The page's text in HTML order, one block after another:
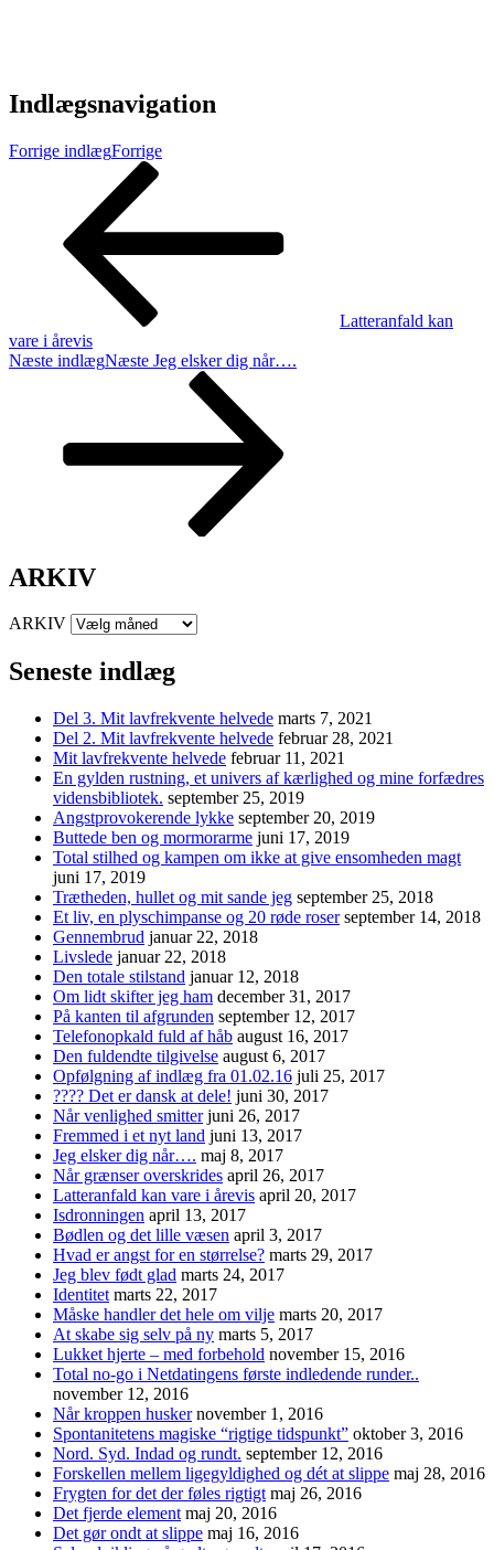
Indlægsnavigation
Forrige indlægForrige
Latteranfald kan
vare i årevis
Næste indlægNæste Jeg elsker dig når….
ARKIV
ARKIV
Seneste indlæg
Del 3. Mit lavfrekvente helvede marts 7, 2021
Del 2. Mit lavfrekvente helvede februar 28, 2021
Mit lavfrekvente helvede februar 11, 2021
En gylden rustning, et univers af kærlighed og mine forfædres
vidensbibliotek. september 25, 2019
Angstprovokerende lykke september 20, 2019
Buttede ben og mormorarme juni 17, 2019
Total stilhed og kampen om ikke at give ensomheden magt
juni 17, 2019
Trætheden, hullet og mit sande jeg september 25, 2018
Et liv, en plyschimpanse og 20 røde roser september 14, 2018
Gennembrud januar 22, 2018
Livslede januar 22, 2018
Den totale stilstand januar 12, 2018
Om lidt skifter jeg ham december 31, 2017
På kanten til afgrunden september 12, 2017
Telefonopkald fuld af håb august 16, 2017
Den fuldendte tilgivelse august 6, 2017
Opfølgning af indlæg fra 01.02.16 juli 25, 2017
???? Det er dansk at dele! juni 30, 2017
Når venlighed smitter juni 26, 2017
Fremmed i et nyt land juni 13, 2017
Jeg elsker dig når…. maj 8, 2017
Når grænser overskrides april 26, 2017
Latteranfald kan vare i årevis april 20, 2017
Isdronningen april 13, 2017
Bødlen og det lille væsen april 3, 2017
Hvad er angst for en størrelse? marts 29, 2017
Jeg blev født glad marts 24, 2017
Identitet marts 22, 2017
Måske handler det hele om vilje marts 20, 2017
At skabe sig selv på ny marts 5, 2017
Lukket hjerte – med forbehold november 15, 2016
Total no-go i Netdatingens første indledende runder..
november 12, 2016
Når kroppen husker november 1, 2016
Spontanitetens magiske “rigtige tidspunkt” oktober 3, 2016
Nord. Syd. Indad og rundt. september 12, 2016
Forskellen mellem ligegyldighed og dét at slippe maj 28, 2016
Frygten for det der føles rigtigt maj 26, 2016
Det fjerde element maj 20, 2016
Det gør ondt at slippe maj 16, 2016